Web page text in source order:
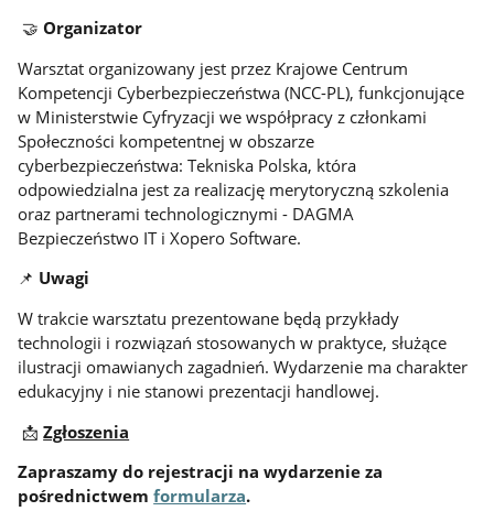
🤝 Organizator
Warsztat organizowany jest przez Krajowe Centrum
Kompetencji Cyberbezpieczeństwa (NCC-PL), funkcjonujące
w Ministerstwie Cyfryzacji we współpracy z członkami
Społeczności kompetentnej w obszarze
cyberbezpieczeństwa: Tekniska Polska, która
odpowiedzialna jest za realizację merytoryczną szkolenia
oraz partnerami technologicznymi - DAGMA
Bezpieczeństwo IT i Xopero Software.
📌 Uwagi
W trakcie warsztatu prezentowane będą przykłady
technologii i rozwiązań stosowanych w praktyce, służące
ilustracji omawianych zagadnień. Wydarzenie ma charakter
edukacyjny i nie stanowi prezentacji handlowej.
📩 Zgłoszenia
Zapraszamy do rejestracji na wydarzenie za
pośrednictwemformularza.